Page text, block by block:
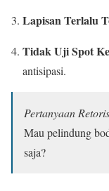
Lapisan Terlalu
Tidak Uji Spot
antisipasi.
Pertanyaan
Mau pelindung
saja?